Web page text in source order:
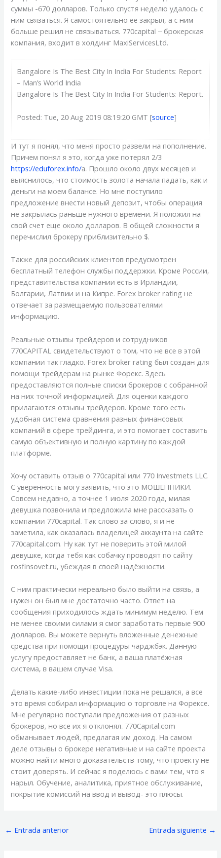
суммы -670 долларов. Только спустя неделю удалось с
ним связаться. Я самостоятельно ее закрыл, а с ним
больше решил не связываться. 770capital ‒ брокерская
компания, входит в холдинг MaxiServicesLtd.
Bangalore Is The Best City In India For Students: Report
– Man’s World India
Bangalore Is The Best City In India For Students: Report.
Posted: Tue, 20 Aug 2019 08:19:20 GMT [source]
И тут я понял, что меня просто развели на пополнение.
Причем понял я это, когда уже потерял 2/3
https://eduforex.info/а. Прошло около двух месяцев и
выяснилось, что стоимость золота начала падать, как и
деньги на моем балансе. Но мне поступило
предложение внести новый депозит, чтобы операция
не закрылась раньше нужного времени. Я положил на
свой счет еще около долларов. В общей сложности я
перечислил брокеру приблизительно $.
Также для российских клиентов предусмотрен
бесплатный телефон службы поддержки. Кроме России,
представительства компании есть в Ирландии,
Болгарии, Латвии и на Кипре. Forex broker rating не
отвечает за размещаемую пользователями
информацию.
Реальные отзывы трейдеров и сотрудников
770CAPITAL свидетельствуют о том, что не все в этой
компании так гладко. Forex broker rating был создан для
помощи трейдерам на рынке Форекс. Здесь
предоставляются полные списки брокеров с собранной
на них точной информацией. Для оценки каждого
прилагаются отзывы трейдеров. Кроме того есть
удобная система сравнения разных финансовых
компаний в сфере трейдинга, и это помогает составить
самую объективную и полную картину по каждой
платформе.
Хочу оставить отзыв о 770capital или 770 Investmets LLC.
С уверенность могу заявить, что это МОШЕННИКИ.
Совсем недавно, а точнее 1 июля 2020 года, милая
девушка позвонила и предложила мне рассказать о
компании 770capital. Так слово за слово, я и не
заметила, как оказалась владелицей аккаунта на сайте
770capital.com. Ну как тут не поверить этой милой
девушке, когда тебя как собачку проводят по сайту
rosfinsovet.ru, убеждая в своей надёжности.
С ним практически нереально было выйти на связь, а
нужен он был мне достаточно часто. Ответ на
сообщения приходилось ждать минимум неделю. Тем
не менее своими силами я смог заработать первые 900
долларов. Вы можете вернуть вложенные денежные
средства при помощи процедуры чарджбэк. Данную
услугу предоставляет не банк, а ваша платёжная
система, в вашем случае Visa.
Делать какие-либо инвестиции пока не решался, а все
это время собирал информацию о торговле на Форексе.
Мне регулярно поступали предложения от разных
брокеров, но все их я отклонял. 770Capital.com
обманывает людей, предлагая им доход. На самом
деле отзывы о брокере негативные и на сайте проекта
можно найти много доказательств тому, что проекту не
стоит доверять. И сейчас я поделюсь с вами тем, что я
нарыл. Обучение, аналитика, приятное обслуживание,
покрытие комиссий на ввод и вывод- это плюсы.
← Entrada anterior Entrada siguiente →